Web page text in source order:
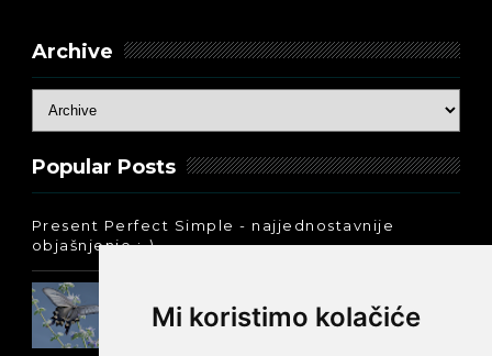
Mi koristimo kolačiće
Archive
Popular Posts
Present Perfect Simple - najjednostavnije
objašnjenje :-)
engleskom: was ili were